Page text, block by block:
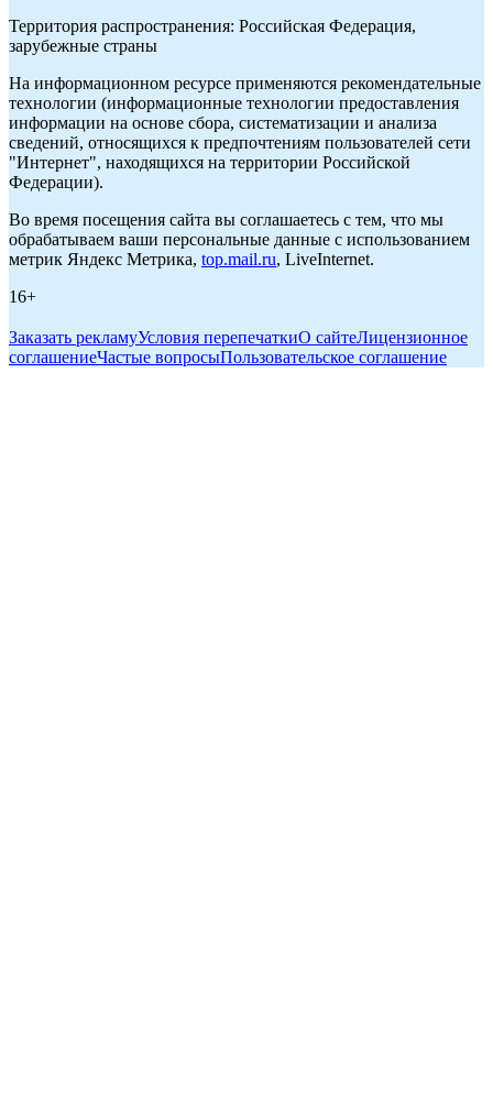
Территория распространения: Российская Федерация,
зарубежные страны
На информационном ресурсе применяются рекомендательные
технологии (информационные технологии предоставления
информации на основе сбора, систематизации и анализа
сведений, относящихся к предпочтениям пользователей сети
"Интернет", находящихся на территории Российской
Федерации).
Во время посещения сайта вы соглашаетесь с тем, что мы
обрабатываем ваши персональные данные с использованием
метрик Яндекс Метрика, top.mail.ru, LiveInternet.
16+
Заказать рекламуУсловия перепечаткиО сайтеЛицензионное
соглашениеЧастые вопросыПользовательское соглашение